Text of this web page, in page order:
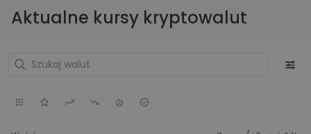
Aktualne kursy kryptowalut